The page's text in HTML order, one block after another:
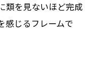
類を見ないほど完成
感じるフレームで